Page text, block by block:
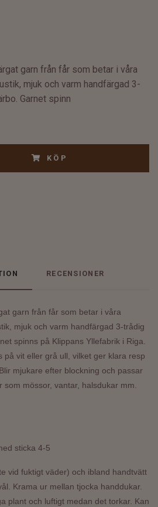
garn från får som betar i våra
mjuk och varm handfärgad 3-
Garnet spinn
KÖP
RECENSIONER
garn från får som betar i våra
mjuk och varm handfärgad 3-trådig
spinns på Klippans Yllefabrik i Riga.
på vit eller grå ull, vilket ger klara resp
mjukare efter blockning och passar
som mössor, vantar, halsdukar mm.
sticka 4-5
vid fuktigt väder) och ibland handtvätt
Krama ur mellan tjocka handdukar.
plant och luftigt medan det torkar. Kan